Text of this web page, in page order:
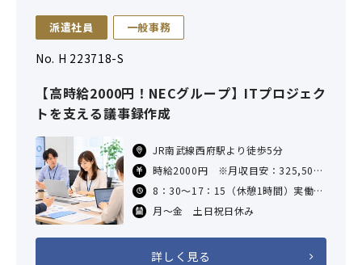
派遣社員 一般事務
No. H 223718-S
【高時給2000円！NECグループ】ITプロジェク
トを支える議事録作成
JR南武線西府駅より徒歩5分
時給2000円 ※月収目安：325,500
円（2000円×7.75H×21日の場合）
交通費：支給あり（規定あり）
8：30～17：15（休憩1時間）実働7
時間45分
月～金 土日祝日休み
詳しく見る